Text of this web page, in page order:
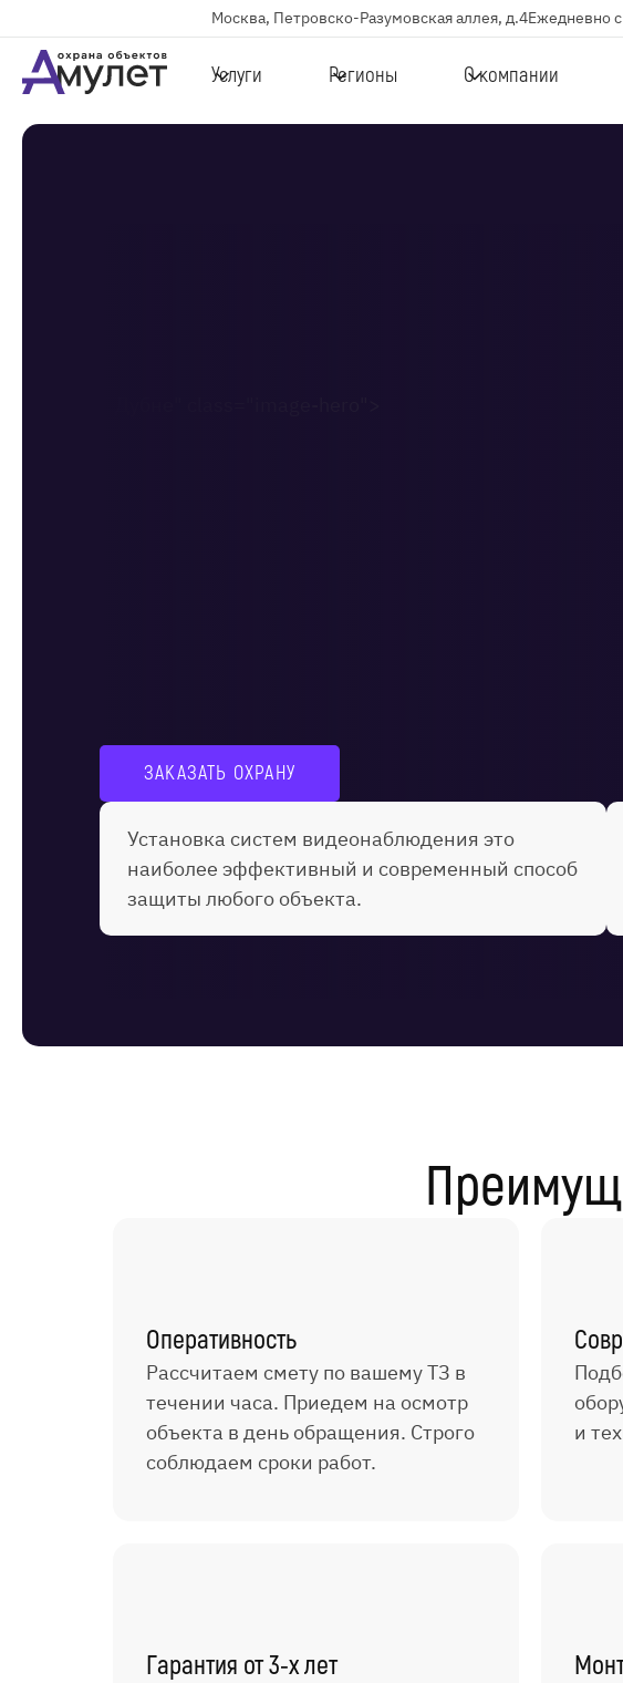
Москва, Петровско-Разумовская аллея, д.4Ежедневно
Услуги Регионы О компании
ЗАКАЗАТЬ ОХРАНУ
Установка систем видеонаблюдения это
наиболее эффективный и современный способ
защиты любого объекта.
Оперативность
Рассчитаем смету по вашему ТЗ в
течении часа. Приедем на осмотр
объекта в день обращения. Строго
соблюдаем сроки работ.
и
Гарантия от 3-х лет